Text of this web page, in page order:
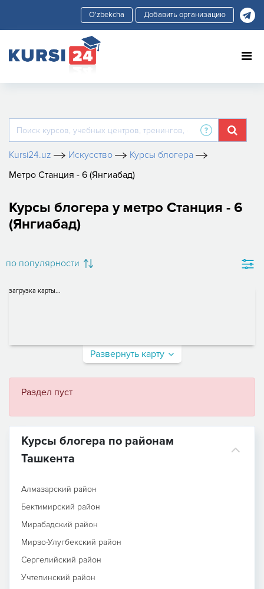
Добавить организацию
Kursi24.uz Искусство
Курсы блогера
Метро Станция - 6 (Янгиабад)
Курсы блогера у метро Станция - 6
(Янгиабад)
по популярности
загрузка карты...
Развернуть карту
Раздел пуст
Курсы блогера по районам
Ташкента
Алмазарский район
Бектимирский район
Мирабадский район
Мирзо-Улугбекский район
Сергелийский район
Учтепинский район